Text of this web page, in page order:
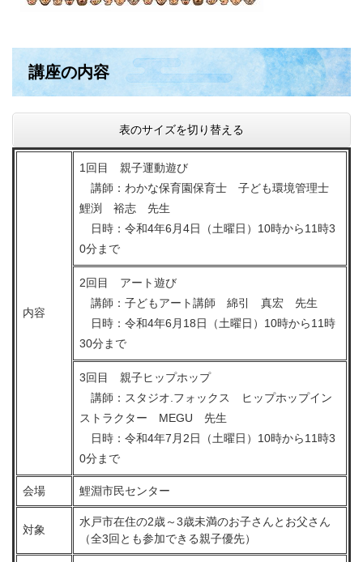
講座の内容
表のサイズを切り替える
内容
1回目 親子運動遊び
講師：わかな保育園保育士 子ども環境管理士
鯉渕 裕志 先生
日時：令和4年6月4日（土曜日）10時から11時3
0分まで
2回目 アート遊び
講師：子どもアート講師 綿引 真宏 先生
日時：令和4年6月18日（土曜日）10時から11時
30分まで
3回目 親子ヒップホップ
講師：スタジオ.フォックス ヒップホップイン
ストラクター MEGU 先生
日時：令和4年7月2日（土曜日）10時から11時3
0分まで
会場 鯉淵市民センター
対象
水戸市在住の2歳～3歳未満のお子さんとお父さん
（全3回とも参加できる親子優先）